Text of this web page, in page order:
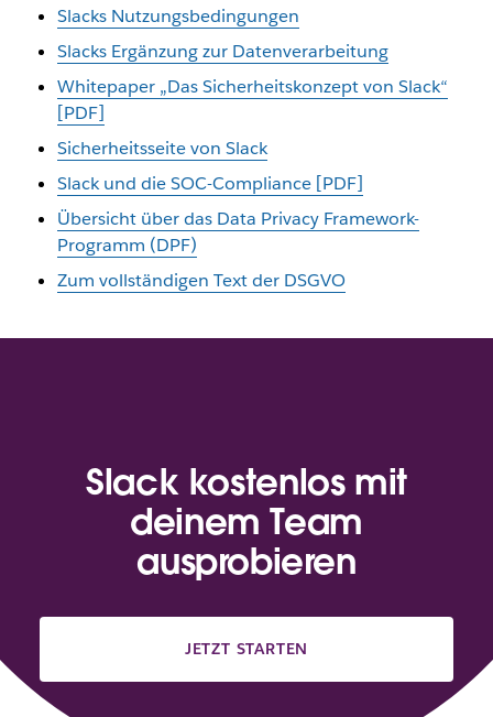
Slacks Nutzungsbedingungen
Slacks Ergänzung zur Datenverarbeitung
Whitepaper „Das Sicherheitskonzept von Slack“
[PDF]
Sicherheitsseite von Slack
Slack und die SOC-Compliance [PDF]
Übersicht über das Data Privacy Framework-
Programm (DPF)
Zum vollständigen Text der DSGVO
Slack kostenlos mit
deinem Team
ausprobieren
JETZT STARTEN